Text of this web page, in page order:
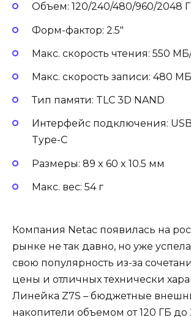
Объем: 120/240/480/960/2048
Форм-фактор: 2.5″
Макс. скорость чтения: 550
Макс. скорость записи: 480
Тип памяти: TLC 3D NAND
Интерфейс подключения:
Type-C
Размеры: 89 x 60 x 10.5 мм
Макс. вес: 54 г
Компания Netac появилась на
рынке не так давно, но уже успела
свою популярность из-за
цены и отличных технически
Линейка Z7S – бюджетные
накопители объемом от 120 ГБ до